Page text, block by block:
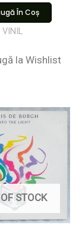
În Coș
VINIL
la Wishlist
STOCK